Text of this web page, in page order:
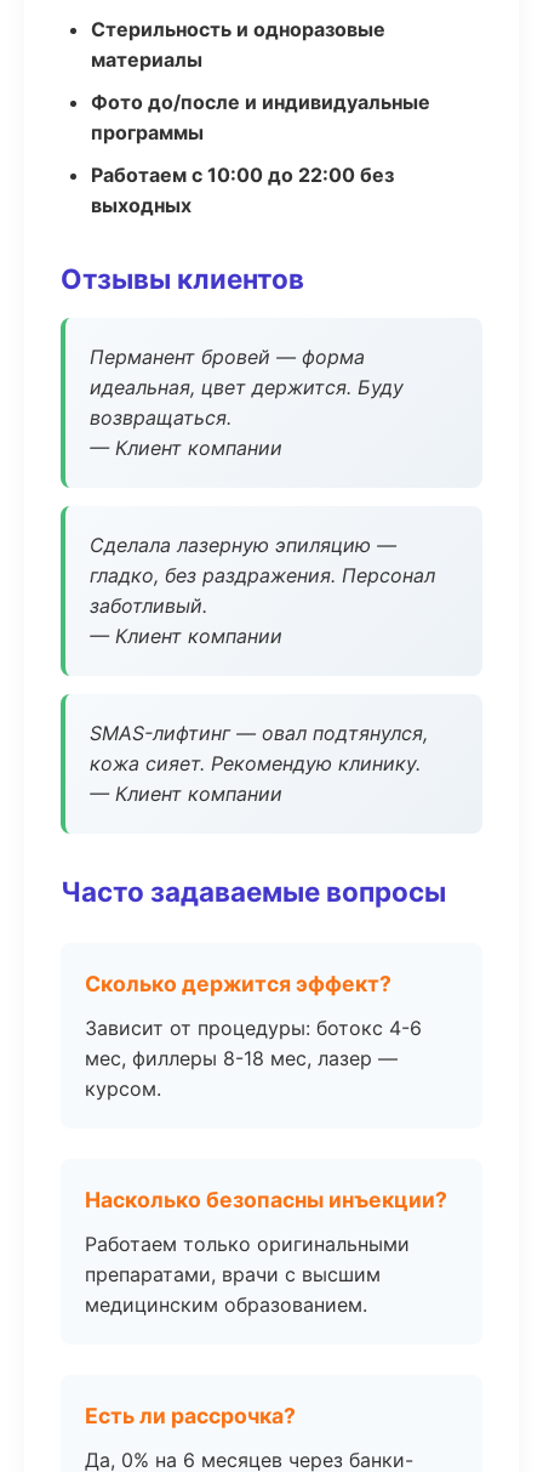
Стерильность и одноразовые
материалы
Фото до/после и индивидуальные
программы
Работаем с 10:00 до 22:00 без
выходных
Отзывы клиентов
Перманент бровей — форма
идеальная, цвет держится. Буду
возвращаться.
— Клиент компании
Сделала лазерную эпиляцию —
гладко, без раздражения. Персонал
заботливый.
— Клиент компании
SMAS-лифтинг — овал подтянулся,
кожа сияет. Рекомендую клинику.
— Клиент компании
Часто задаваемые вопросы
Сколько держится эффект?
Зависит от процедуры: ботокс 4-6
мес, филлеры 8-18 мес, лазер —
курсом.
Насколько безопасны инъекции?
Работаем только оригинальными
препаратами, врачи с высшим
медицинским образованием.
Есть ли рассрочка?
Да, 0% на 6 месяцев через банки-